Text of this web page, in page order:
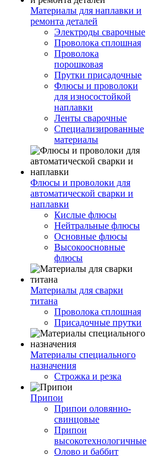
Материалы для наплавки и
ремонта деталей
Электроды сварочные
Проволока сплошная
Проволока
порошковая
Прутки присадочные
Флюсы и проволоки
для износостойкой
наплавки
Ленты сварочные
Специализированные
материалы
Флюсы и проволоки для
автоматической сварки и
наплавки
Кислые флюсы
Нейтральные флюсы
Основные флюсы
Высокоосновные
флюсы
Материалы для сварки
титана
Проволока сплошная
Присадочные прутки
Материалы специального
назначения
Строжка и резка
Припои
Припои оловянно-
свинцовые
Припои
высокотехнологичные
Олово и баббит